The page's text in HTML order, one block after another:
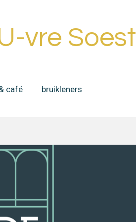
vre Soest
café bruikleners